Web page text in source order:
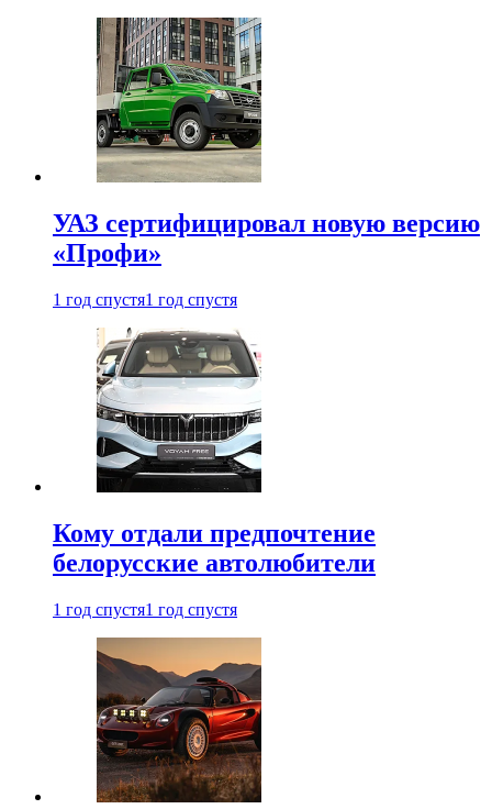
УАЗ сертифицировал новую версию
«Профи»
1 год спустя1 год спустя
Кому отдали предпочтение
белорусские автолюбители
1 год спустя1 год спустя